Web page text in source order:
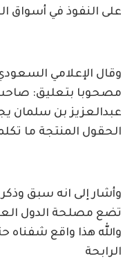
على النفوذ في أسواق
وقال الإعلامي
مصحوبا بتعليق: صاحب
الحقول المنتجة ما
وأشار إلى انه سبق
تضع مصلحة الدول
الرابحة